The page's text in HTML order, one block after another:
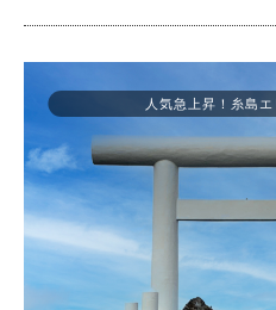
人気急上昇！糸島